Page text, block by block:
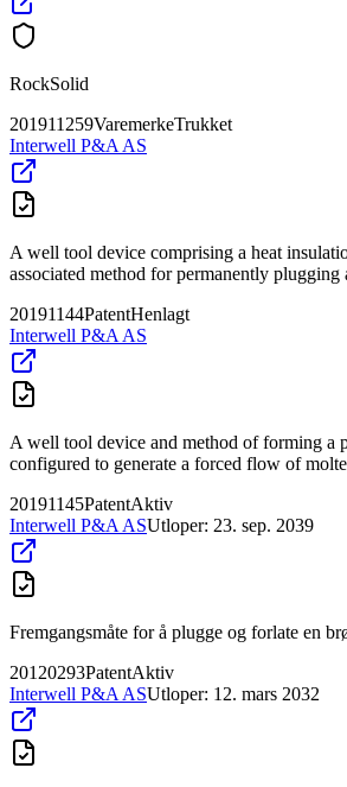
RockSolid
201911259VaremerkeTrukket
Interwell P&A AS
A well tool device comprising a heat
associated method for permanently
20191144PatentHenlagt
Interwell P&A AS
A well tool device and method of forming a
configured to generate a forced flow of
20191145PatentAktiv
Interwell P&A ASUtloper: 23. sep. 2039
Fremgangsmåte for å plugge og forlate en
20120293PatentAktiv
Interwell P&A ASUtloper: 12. mars 2032